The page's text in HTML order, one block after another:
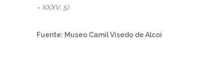
= XXXV, 5)
Fuente: Museo Camil Visedo de Alcoi